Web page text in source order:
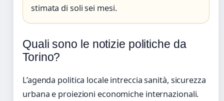
stimata di soli sei mesi.
Quali sono le notizie politiche da
Torino?
L’agenda politica locale intreccia sanità, sicurezza
urbana e proiezioni economiche internazionali.